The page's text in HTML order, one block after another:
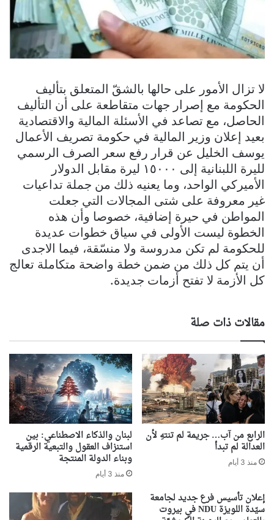
لا تزال الأمور على حالها بالشقّ المتعلق بتأليف
الحكومة مع إصرار جهات متقاطعة على أن التأليف
الحاصل، مع تصاعد في الأسئلة المالية والاقتصادية
بعيد إعلان وزير المالية في حكومة تصريف الأعمال
يوسف الخليل عن قرار رفع سعر الصرف الرسمي
لليرة اللبنانية إلى ١٥٠٠٠ ليرة مقابل الدولار
الأميركي الواحد، وما يعنيه ذلك من جملة تداعيات
غير معروفة على شتى المجالات التي جعلت
المواطن في حيرة إضافية، خصوصا وأن هذه
الخطوة ليست الأولى في سياق خطوات عديدة
للحكومة لم تكن مدروسة ولا منسّقة، فيما الاجدى
أن يتم كل ذلك من ضمن خطة واضحة متكاملة تعالج
كل الأزمة لا تفتح أزمات جديدة.
مقالات ذات صلة
الرابع من آب… جريمة لم تنتهِ لأن
العدالة لم تبدأ
منذ 3 أيام
لبنان والذكاء الاصطناعي: بين
استنزاف العقول والتبعية الرقمية
وبناء الدولة المنتجة
منذ 3 أيام
إعلان تأسيس فرع جديد لجامعة
سيّدة اللويزة NDU في بيروت